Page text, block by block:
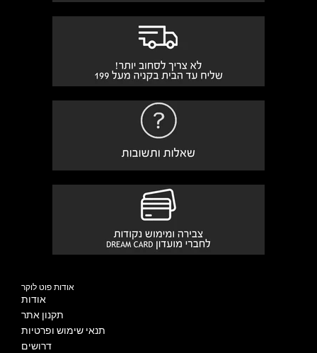
אודות פוט לוקר
אודות
תקנון אתר
תנאי שימוש ופרטיות
דרושים